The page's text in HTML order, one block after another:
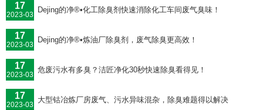
17
2023-03
Dejing的净®•化工除臭剂快速消除化工车间废气臭味！
17
2023-03
Dejing的净®•炼油厂除臭剂，废气除臭更高效！
17
2023-03
危废污水有多臭？洁匠净化30秒快速除臭看得见！
17
2023-03
大型钴冶炼厂房废气、污水异味混杂，除臭难题得以解决